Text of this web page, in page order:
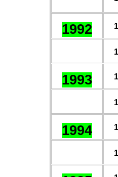
1992
1993
1994